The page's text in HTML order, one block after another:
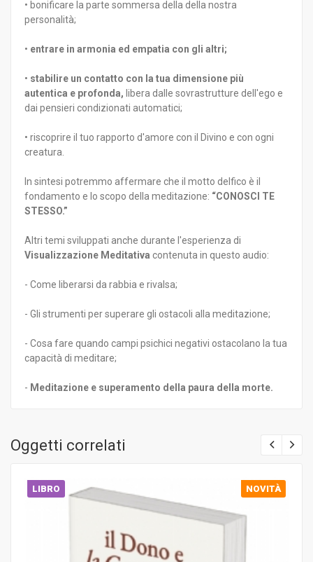
• bonificare la parte sommersa della della nostra
personalità;
• entrare in armonia ed empatia con gli altri;
• stabilire un contatto con la tua dimensione più
autentica e profonda, libera dalle sovrastrutture dell'ego e
dai pensieri condizionati automatici;
• riscoprire il tuo rapporto d'amore con il Divino e con ogni
creatura.
In sintesi potremmo affermare che il motto delfico è il
fondamento e lo scopo della meditazione: “CONOSCI TE
STESSO.”
Altri temi sviluppati anche durante l'esperienza di
Visualizzazione Meditativa contenuta in questo audio:
- Come liberarsi da rabbia e rivalsa;
- Gli strumenti per superare gli ostacoli alla meditazione;
- Cosa fare quando campi psichici negativi ostacolano la tua
capacità di meditare;
- Meditazione e superamento della paura della morte.
Oggetti correlati
LIBRO NOVITÀ